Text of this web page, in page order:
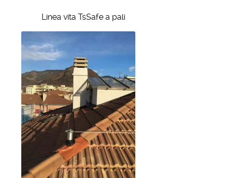
Linea vita TsSafe a pali